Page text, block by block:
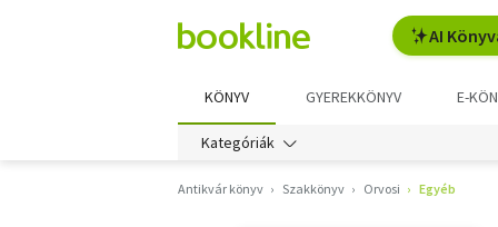
AI
KÖNYV GYEREKKÖNYV E-
Kategóriák
Antikvár könyv Szakkönyv Orvosi Egyéb